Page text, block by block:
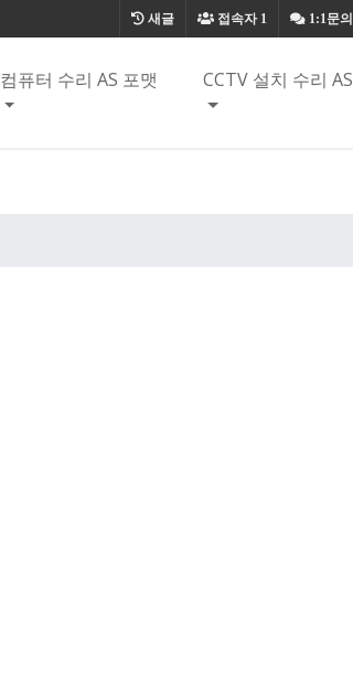
1:1문의
접속자1
새글
컴퓨터 수리 AS 포맷 CCTV 설치 수리 AS